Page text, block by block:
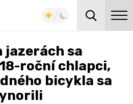
jazerách sa
roční chlapci,
bicykla sa